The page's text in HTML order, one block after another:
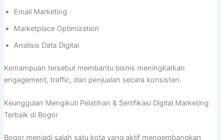
Email Marketing
Marketplace Optimization
Analisis Data Digital
Kemampuan tersebut membantu bisnis meningkatkan
engagement, traffic, dan penjualan secara konsisten.
Keunggulan Mengikuti Pelatihan & Sertifikasi Digital Marketing
Terbaik di Bogor
Bogor menjadi salah satu kota yang aktif mengembangkan